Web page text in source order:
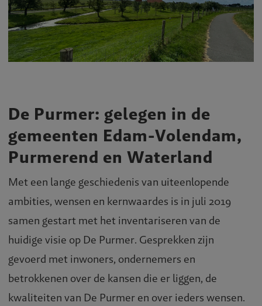
De Purmer: gelegen in de
gemeenten Edam-Volendam,
Purmerend en Waterland
Met een lange geschiedenis van uiteenlopende
ambities, wensen en kernwaardes is in juli 2019
samen gestart met het inventariseren van de
huidige visie op De Purmer. Gesprekken zijn
gevoerd met inwoners, ondernemers en
betrokkenen over de kansen die er liggen, de
kwaliteiten van De Purmer en over ieders wensen.